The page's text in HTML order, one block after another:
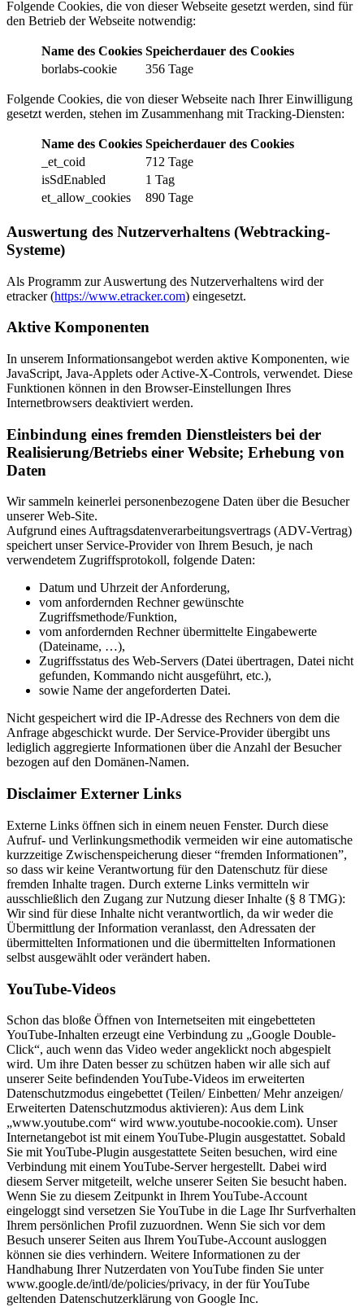
Folgende Cookies, die von dieser Webseite gesetzt werden, sind für
den Betrieb der Webseite notwendig:
Name des Cookies Speicherdauer des Cookies
borlabs-cookie
356 Tage
Folgende Cookies, die von dieser Webseite nach Ihrer Einwilligung
gesetzt werden, stehen im Zusammenhang mit Tracking-Diensten:
Name des Cookies Speicherdauer des Cookies
_et_coid
712 Tage
isSdEnabled
1 Tag
et_allow_cookies
890 Tage
Auswertung des Nutzerverhaltens (Webtracking-
Systeme)
Als Programm zur Auswertung des Nutzerverhaltens wird der
etracker (https://www.etracker.com) eingesetzt.
Aktive Komponenten
In unserem Informationsangebot werden aktive Komponenten, wie
JavaScript, Java-Applets oder Active-X-Controls, verwendet. Diese
Funktionen können in den Browser-Einstellungen Ihres
Internetbrowsers deaktiviert werden.
Einbindung eines fremden Dienstleisters bei der
Realisierung/Betriebs einer Website; Erhebung von
Daten
Wir sammeln keinerlei personenbezogene Daten über die Besucher
unserer Web-Site.
Aufgrund eines Auftragsdatenverarbeitungsvertrags (ADV-Vertrag)
speichert unser Service-Provider von Ihrem Besuch, je nach
verwendetem Zugriffsprotokoll, folgende Daten:
Datum und Uhrzeit der Anforderung,
vom anfordernden Rechner gewünschte
Zugriffsmethode/Funktion,
vom anfordernden Rechner übermittelte Eingabewerte
(Dateiname, …),
Zugriffsstatus des Web-Servers (Datei übertragen, Datei nicht
gefunden, Kommando nicht ausgeführt, etc.),
sowie Name der angeforderten Datei.
Nicht gespeichert wird die IP-Adresse des Rechners von dem die
Anfrage abgeschickt wurde. Der Service-Provider übergibt uns
lediglich aggregierte Informationen über die Anzahl der Besucher
bezogen auf den Domänen-Namen.
Disclaimer Externer Links
Externe Links öffnen sich in einem neuen Fenster. Durch diese
Aufruf- und Verlinkungsmethodik vermeiden wir eine automatische
kurzzeitige Zwischenspeicherung dieser “fremden Informationen”,
so dass wir keine Verantwortung für den Datenschutz für diese
fremden Inhalte tragen. Durch externe Links vermitteln wir
ausschließlich den Zugang zur Nutzung dieser Inhalte (§ 8 TMG):
Wir sind für diese Inhalte nicht verantwortlich, da wir weder die
Übermittlung der Information veranlasst, den Adressaten der
übermittelten Informationen und die übermittelten Informationen
selbst ausgewählt oder verändert haben.
YouTube-Videos
Schon das bloße Öffnen von Internetseiten mit eingebetteten
YouTube-Inhalten erzeugt eine Verbindung zu „Google Double-
Click“, auch wenn das Video weder angeklickt noch abgespielt
wird. Um ihre Daten besser zu schützen haben wir alle sich auf
unserer Seite befindenden YouTube-Videos im erweiterten
Datenschutzmodus eingebettet (Teilen/ Einbetten/ Mehr anzeigen/
Erweiterten Datenschutzmodus aktivieren): Aus dem Link
„www.youtube.com“ wird www.youtube-nocookie.com). Unser
Internetangebot ist mit einem YouTube-Plugin ausgestattet. Sobald
Sie mit YouTube-Plugin ausgestattete Seiten besuchen, wird eine
Verbindung mit einem YouTube-Server hergestellt. Dabei wird
diesem Server mitgeteilt, welche unserer Seiten Sie besucht haben.
Wenn Sie zu diesem Zeitpunkt in Ihrem YouTube-Account
eingeloggt sind versetzen Sie YouTube in die Lage Ihr Surfverhalten
Ihrem persönlichen Profil zuzuordnen. Wenn Sie sich vor dem
Besuch unserer Seiten aus Ihrem YouTube-Account ausloggen
können sie dies verhindern. Weitere Informationen zu der
Handhabung Ihrer Nutzerdaten von YouTube finden Sie unter
www.google.de/intl/de/policies/privacy, in der für YouTube
geltenden Datenschutzerklärung von Google Inc.